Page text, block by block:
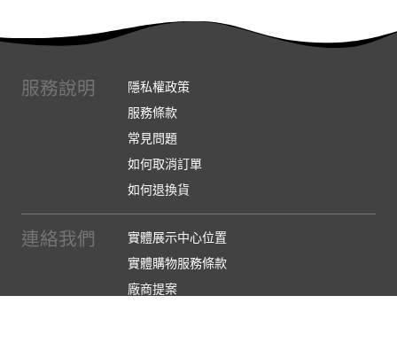
服務說明
隱私權政策
服務條款
常見問題
如何取消訂單
如何退換貨
連絡我們
實體展示中心位置
實體購物服務條款
廠商提案